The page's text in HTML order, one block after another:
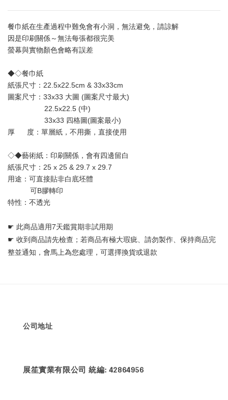
餐巾紙在生產過程中難免會有小洞，無法避免，請諒解
因是印刷關係～無法每張都很完美
螢幕與實物顏色會略有誤差
◆◇餐巾紙
紙張尺寸：22.5x22.5cm & 33x33cm
圖案尺寸：33x33 大圖 (圖案尺寸最大)
22.5x22.5 (中)
33x33 四格圖(圖案最小)
厚      度：單層紙 ，不用撕，直接使用
◇◆藝術紙：印刷關係，會有四邊留白
紙張尺寸：25 x 25 & 29.7 x 29.7
用途：可直接貼非白底坯體
可B膠轉印
特性：不透光
☛ 此商品適用7天鑑賞期非試用期
☛ 收到商品請先檢查；若商品有極大瑕疵、請勿製作、保持商品完
整並通知，會馬上為您處理，可選擇換貨或退款
公司地址
展笙實業有限公司 統編: 42864956